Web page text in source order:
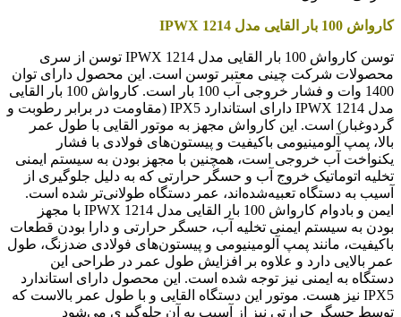
کارواش 100 بار القایی مدل IPWX 1214
توسن کارواش 100 بار القایی مدل IPWX 1214 توسن از سری
محصولات شرکت چینی معتبر توسن است. این محصول دارای توان
1400 وات و فشار خروجی آب 100 بار است. کارواش 100 بار القایی
مدل IPWX 1214 دارای استاندارد IPX5 (مقاومت در برابر رطوبت و
گردوغبار) است. این کارواش مجهز به موتور القایی با طول عمر
بالا، پمپ آلومینیومی باکیفیت و پیستون‌های فولادی با فشار
یکنواخت آب خروجی است، همچنین با مجهز بودن به سیستم ایمنی
تخلیه اتوماتیک خروج آب و حسگر حرارتی که به دلیل جلوگیری از
آسیب به دستگاه تعبیه‌شده‌اند، عمر دستگاه طولانی‌تر شده است.
ایمن و بادوام کارواش 100 بار القایی مدل IPWX 1214 با مجهز
بودن به سیستم ایمنی تخلیه آب، حسگر حرارتی و دارا بودن قطعات
باکیفیت، مانند پمپ آلومینیومی و پیستون‌های فولادی ضدزنگ، طول
عمر بالایی دارد و علاوه بر افزایش طول عمر در طراحی این
دستگاه به ایمنی نیز توجه شده است. این محصول دارای استاندارد
IPX5 نیز هست. موتور این دستگاه القایی و با طول عمر بالاست که
توسط حسگر حرارتی نیز از آسیب به آن جلوگیری می‌شود